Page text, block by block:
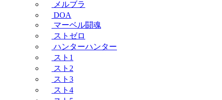
メルブラ
DOA
マーベル闘魂
ストゼロ
ハンターハンター
スト1
スト2
スト3
スト4